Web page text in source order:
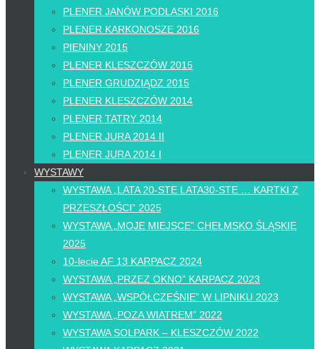
PLENER JANÓW PODLASKI 2016
PLENER KARKONOSZE 2016
PIENINY 2015
PLENER KLESZCZÓW 2015
PLENER GRUDZIĄDZ 2015
PLENER KLESZCZÓW 2014
PLENER TATRY 2014
PLENER JURA 2014 II
PLENER JURA 2014 I
WYSTAWY
WYSTAWA „LATA 20-STE LATA30-STE … KARTKI Z
PRZESZŁOŚCI” 2025
WYSTAWA „MOJE MIEJSCE” CHEŁMSKO ŚLĄSKIE
2025
10-lecie AF 13 KARPACZ 2024
WYSTAWA „PRZEZ OKNO” KARPACZ 2023
WYSTAWA „WSPÓŁCZEŚNIE” W LIPNIKU 2023
WYSTAWA „POZA WIATREM” 2022
WYSTAWA SOLPARK – KLESZCZÓW 2022